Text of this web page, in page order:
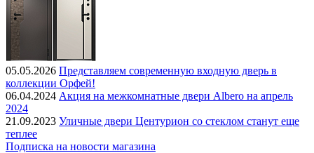
05.05.2026 Представляем современную входную дверь в
коллекции Орфей!
06.04.2024 Акция на межкомнатные двери Albero на апрель
2024
21.09.2023 Уличные двери Центурион со стеклом станут еще
теплее
Подписка на новости магазина